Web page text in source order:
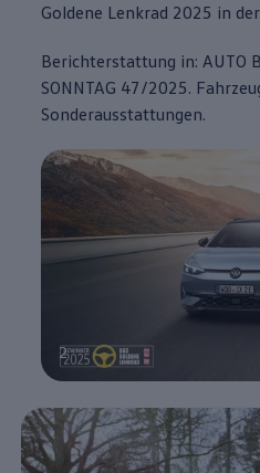
Goldene Lenkrad 2025 in
Berichterstattung in: AUTO
SONNTAG 47/2025.
Sonderausstattungen.
2
Enable fullscreen mode